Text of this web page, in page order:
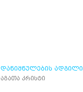
ᲓᲐᲜᲘᲨᲜᲣᲚᲔᲑᲘᲡ ᲐᲓᲒᲘᲚᲘ
ᲣᲪᲜᲝᲑᲘᲐ
აგათა კრისტი